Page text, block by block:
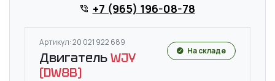
+7 (965) 196-08-78
Артикул: 20 021 922 689
ДвигательWJY
(DW8B)
На складе